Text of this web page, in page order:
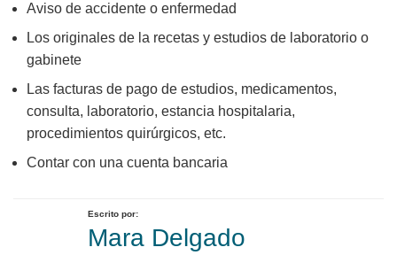
Aviso de accidente o enfermedad
Los originales de la recetas y estudios de laboratorio o
gabinete
Las facturas de pago de estudios, medicamentos,
consulta, laboratorio, estancia hospitalaria,
procedimientos quirúrgicos, etc.
Contar con una cuenta bancaria
Escrito por:
Mara Delgado